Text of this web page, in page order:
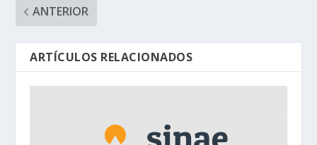
ANTERIOR
ARTÍCULOS RELACIONADOS